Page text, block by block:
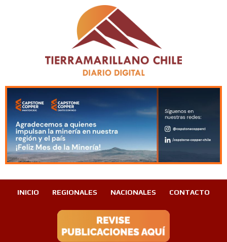
INICIO REGIONALES NACIONALES CONTACTO